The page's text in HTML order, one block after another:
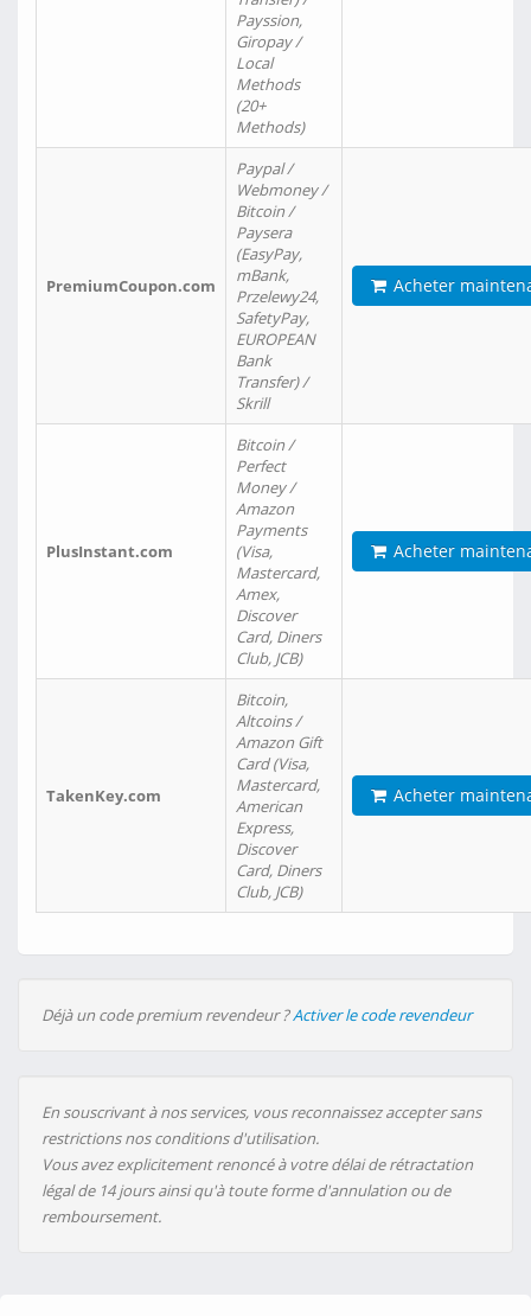
Payssion,
Giropay /
Local
Methods
(20+
Methods)
PremiumCoupon.com
Paypal /
Webmoney /
Bitcoin /
Paysera
(EasyPay,
mBank,
Przelewy24,
SafetyPay,
EUROPEAN
Bank
Transfer) /
Skrill
Acheter
PlusInstant.com
Bitcoin /
Perfect
Money /
Amazon
Payments
(Visa,
Mastercard,
Amex,
Discover
Card, Diners
Club, JCB)
Acheter
TakenKey.com
Bitcoin,
Altcoins /
Amazon Gift
Card (Visa,
Mastercard,
American
Express,
Discover
Card, Diners
Club, JCB)
Acheter
Déjà un code premium revendeur ?Activer le code revendeur
En souscrivant à nos services, vous reconnaissez accepter sans
restrictions nos conditions d'utilisation.
Vous avez explicitement renoncé à votre délai de rétractation
légal de 14 jours ainsi qu'à toute forme d'annulation ou de
remboursement.